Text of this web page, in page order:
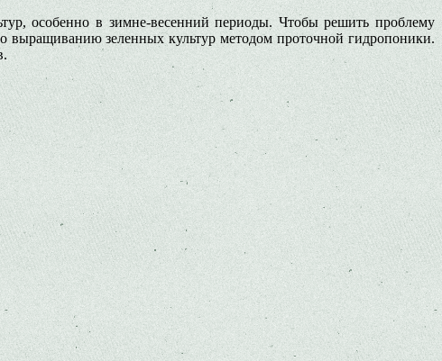
особенно в зимне-весенний периоды. Чтобы решить проблему
выращиванию зеленных культур методом проточной гидропоники.